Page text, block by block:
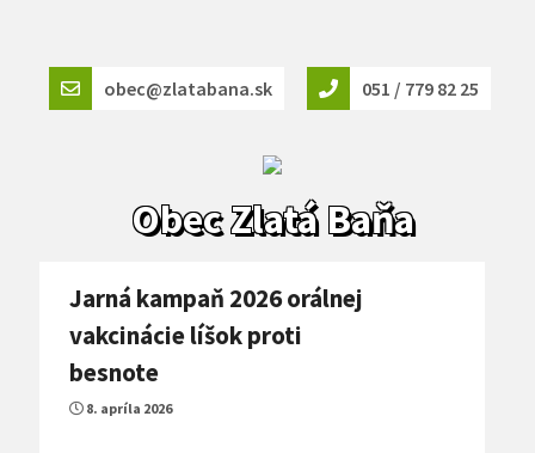
obec@zlatabana.sk 051 / 779 82 25
Obec Zlatá Baňa
Jarná kampaň 2026 orálnej
vakcinácie líšok proti
besnote
8. apríla 2026